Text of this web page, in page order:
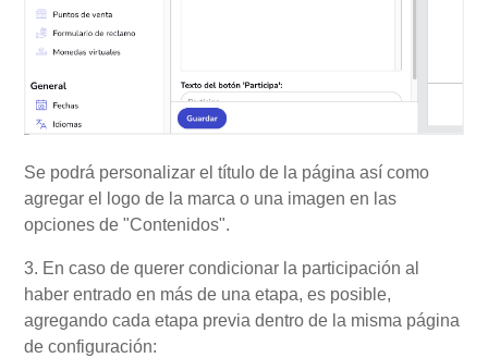
Se podrá personalizar el título de la página así como
agregar el logo de la marca o una imagen en las
opciones de "Contenidos".
3. En caso de querer condicionar la participación al
haber entrado en más de una etapa, es posible,
agregando cada etapa previa dentro de la misma página
de configuración: